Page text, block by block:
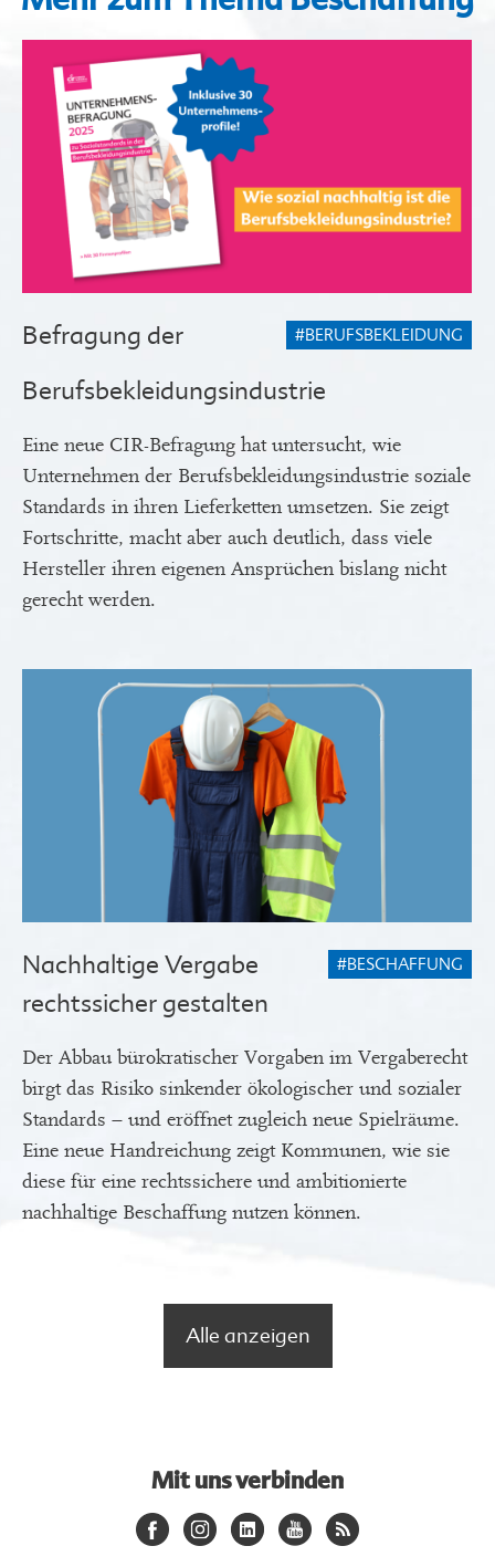
#BERUFSBEKLEIDUNG
Befragung der
Berufsbekleidungsindustrie
Eine neue CIR-Befragung hat untersucht, wie
Unternehmen der Berufsbekleidungsindustrie soziale
Standards in ihren Lieferketten umsetzen. Sie zeigt
Fortschritte, macht aber auch deutlich, dass viele
Hersteller ihren eigenen Ansprüchen bislang nicht
gerecht werden.
#BESCHAFFUNG
Nachhaltige Vergabe
rechtssicher gestalten
Der Abbau bürokratischer Vorgaben im Vergaberecht
birgt das Risiko sinkender ökologischer und sozialer
Standards – und eröffnet zugleich neue Spielräume.
Eine neue Handreichung zeigt Kommunen, wie sie
diese für eine rechtssichere und ambitionierte
nachhaltige Beschaffung nutzen können.
Alle anzeigen
Mit uns verbinden